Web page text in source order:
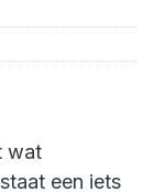
wat
een iets